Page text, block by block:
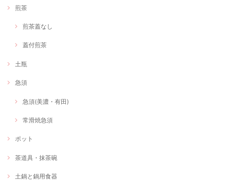
煎茶
煎茶蓋なし
蓋付煎茶
土瓶
急須
急須(美濃・有田)
常滑焼急須
ポット
茶道具・抹茶碗
土鍋と鍋用食器